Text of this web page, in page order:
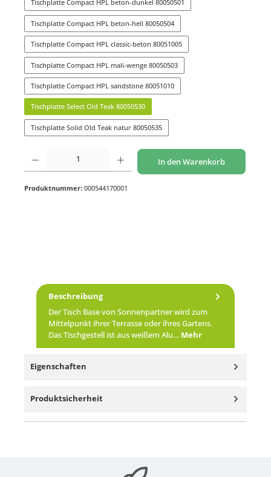
Tischplatte Compact HPL beton-dunkel 80050501
Tischplatte Compact HPL beton-hell 80050504
Tischplatte Compact HPL classic-beton 80051005
Tischplatte Compact HPL mali-wenge 80050503
Tischplatte Compact HPL sandstone 80051010
Tischplatte Select Old Teak 80050530
Tischplatte Solid Old Teak natur 80050535
Produkt Anzahl: Gib den gewünschten Wert ein oder benutze die Schaltflächen um
In den Warenkorb
Produktnummer: 000544170001
Beschreibung
Der Tisch Base von Sonnenpartner wird zum
Mittelpunkt ihrer Terrasse oder ihres Gartens.
Das Tischgestell ist aus weißem Alu… Mehr
Eigenschaften
Produktsicherheit